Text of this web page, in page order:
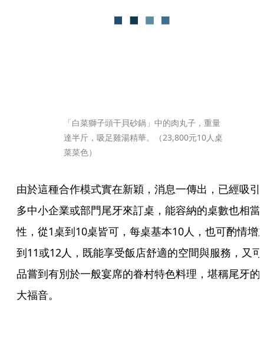
「白菜獅子頭干貝砂鍋」中的肉丸子，重量
達半斤，吸足雞湯精華。（23,800元10人桌
菜菜色）
由於這種合作模式實在新穎，消息一傳出，已經吸引
多中小企業或部門尾牙來訂桌，能容納的桌數也相當
性，從1桌到10桌皆可，每桌基本10人，也可酌情增
到11或12人，既能享受飯店舒適的空間與服務，又可
品嘗到有別於一般宴席的眷村特色料理，堪稱尾牙的
大福音。